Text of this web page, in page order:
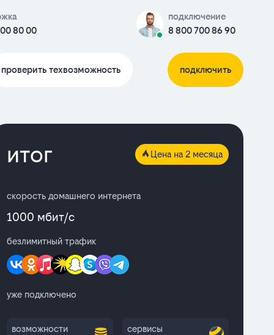
80 00
подключение
8 800 700 86 90
проверить техвозможность подключить
итог Цена на 2 месяца
скорость домашнего интернета
1000 мбит/с
безлимитный трафик
уже подключено
возможности
сервисы